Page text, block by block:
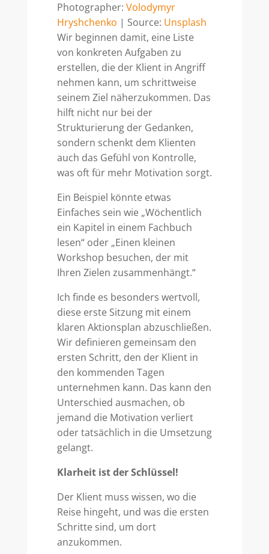
Photographer: Volodymyr
Hryshchenko | Source: Unsplash
Wir beginnen damit, eine Liste
von konkreten Aufgaben zu
erstellen, die der Klient in Angriff
nehmen kann, um schrittweise
seinem Ziel näherzukommen. Das
hilft nicht nur bei der
Strukturierung der Gedanken,
sondern schenkt dem Klienten
auch das Gefühl von Kontrolle,
was oft für mehr Motivation sorgt.
Ein Beispiel könnte etwas
Einfaches sein wie „Wöchentlich
ein Kapitel in einem Fachbuch
lesen“ oder „Einen kleinen
Workshop besuchen, der mit
Ihren Zielen zusammenhängt.“
Ich finde es besonders wertvoll,
diese erste Sitzung mit einem
klaren Aktionsplan abzuschließen.
Wir definieren gemeinsam den
ersten Schritt, den der Klient in
den kommenden Tagen
unternehmen kann. Das kann den
Unterschied ausmachen, ob
jemand die Motivation verliert
oder tatsächlich in die Umsetzung
gelangt.
Klarheit ist der Schlüssel!
Der Klient muss wissen, wo die
Reise hingeht, und was die ersten
Schritte sind, um dort
anzukommen.